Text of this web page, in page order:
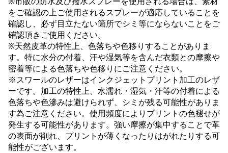
をご確認の上ご使用されるスプレーが適応していることを
確認し、必ず目立たない箇所でシミ等にならないことをご
確認頂きご使用ください。
※天然皮革の特性上、色落ちや色移りすることがありま
す。特に水分の付着、汗や湿気等を含んだ衣類との摩擦や
密着等による色落ちや色移りにご注意ください。
※スワールのレザーはインクジェットプリント加工のレザ
ーです。加工の特性上、水濡れ・湿気・汗等の付着による
色落ちや色滲みは避けられず、シミが残る可能性がありま
す為ご注意ください。使用頻度によりプリントの色褪せが
発生する可能性があります。強い摩擦が集中することで革
の表面が削れ、プリントが薄くなったりはがれたりする可
能性がございます。